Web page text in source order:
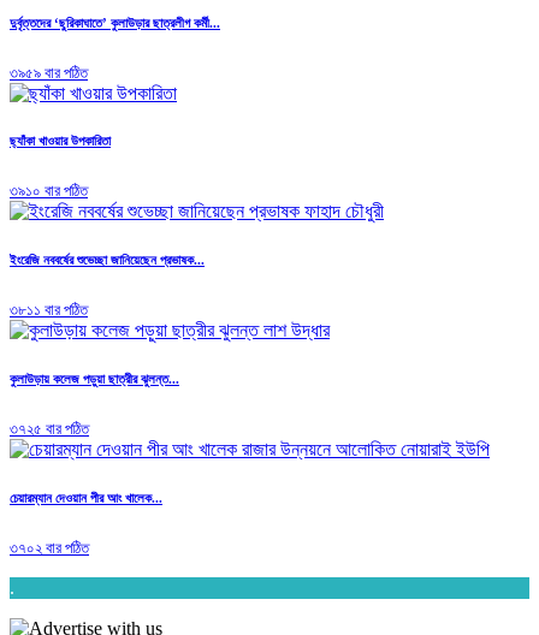
দুর্বৃত্তদের ‘ছুরিকাঘাতে’ কুলাউড়ার ছাত্রলীগ কর্মী...
৩৯৫৯ বার পঠিত
ছ্যাঁকা খাওয়ার উপকারিতা
৩৯১০ বার পঠিত
ইংরেজি নববর্ষের শুভেচ্ছা জানিয়েছেন প্রভাষক...
৩৮১১ বার পঠিত
কুলাউড়ায় কলেজ পড়ুয়া ছাত্রীর ঝুলন্ত...
৩৭২৫ বার পঠিত
চেয়ারম্যান দেওয়ান পীর আং খালেক...
৩৭০২ বার পঠিত
.